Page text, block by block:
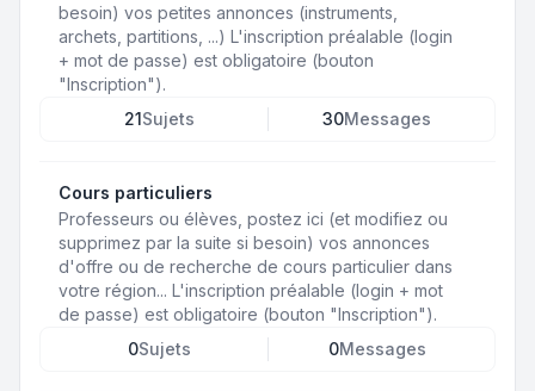
besoin) vos petites annonces (instruments,
archets, partitions, ...) L'inscription préalable (login
+ mot de passe) est obligatoire (bouton
"Inscription").
21Sujets 30Messages
Cours particuliers
Professeurs ou élèves, postez ici (et modifiez ou
supprimez par la suite si besoin) vos annonces
d'offre ou de recherche de cours particulier dans
votre région... L'inscription préalable (login + mot
de passe) est obligatoire (bouton "Inscription").
0Sujets 0Messages